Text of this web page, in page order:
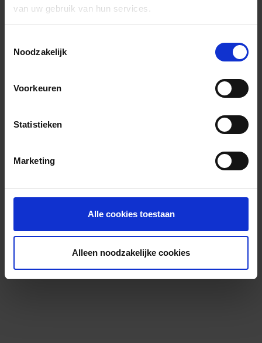
van uw gebruik van hun services.
Noodzakelijk
Voorkeuren
Statistieken
Marketing
Alle cookies toestaan
Alleen noodzakelijke cookies